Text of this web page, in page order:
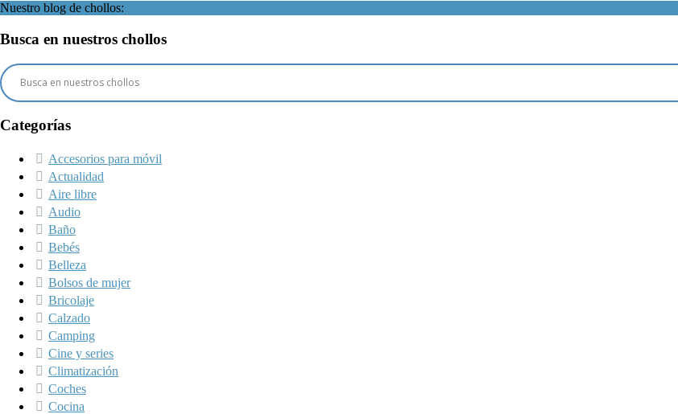
Nuestro blog de chollos:
Busca en nuestros chollos
Categorías
Accesorios para móvil
Actualidad
Aire libre
Audio
Baño
Bebés
Belleza
Bolsos de mujer
Bricolaje
Calzado
Camping
Cine y series
Climatización
Coches
Cocina